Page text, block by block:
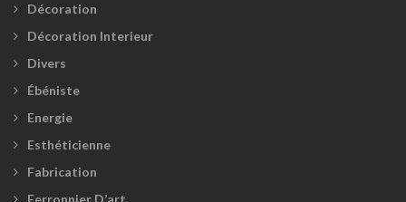
Décoration
Décoration Interieur
Divers
Ébéniste
Energie
Esthéticienne
Fabrication